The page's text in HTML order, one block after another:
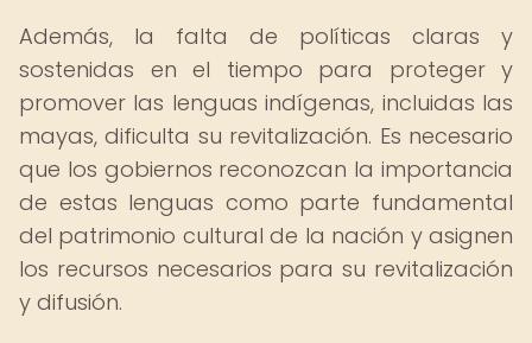
Además, la falta de políticas claras y
sostenidas en el tiempo para proteger y
promover las lenguas indígenas, incluidas las
mayas, dificulta su revitalización. Es necesario
que los gobiernos reconozcan la importancia
de estas lenguas como parte fundamental
del patrimonio cultural de la nación y asignen
los recursos necesarios para su revitalización
y difusión.